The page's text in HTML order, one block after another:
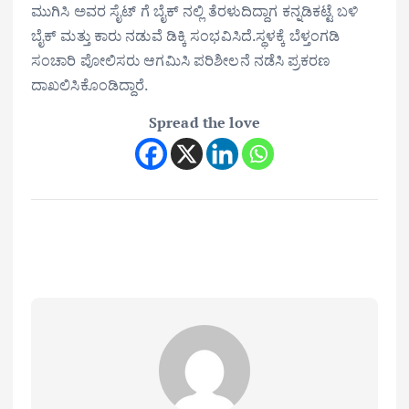
ಮುಗಿಸಿ ಅವರ ಸೈಟ್ ಗೆ ಬೈಕ್ ನಲ್ಲಿ ತೆರಳುದಿದ್ದಾಗ ಕನ್ನಡಿಕಟ್ಟೆ ಬಳಿ
ಬೈಕ್ ಮತ್ತು ಕಾರು ನಡುವೆ ಡಿಕ್ಕಿ ಸಂಭವಿಸಿದೆ.ಸ್ಥಳಕ್ಕೆ ಬೆಳ್ತಂಗಡಿ
ಸಂಚಾರಿ ಪೋಲಿಸರು ಆಗಮಿಸಿ ಪರಿಶೀಲನೆ ನಡೆಸಿ ಪ್ರಕರಣ
ದಾಖಲಿಸಿಕೊಂಡಿದ್ದಾರೆ.
Spread the love